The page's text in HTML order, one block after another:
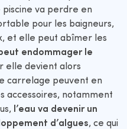
piscine va perdre en
pour les baigneurs,
et elle peut abîmer les
endommager le
elle devient alors
carrelage peuvent en
accessoires, notamment
l’eau va devenir un
d’algues, ce qui